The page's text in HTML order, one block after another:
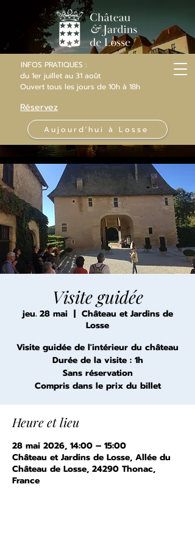
INFOS PRATIQUES :
du 1er juillet au 31 août
Ouvert tous les jours de 10h à 18h
Réservez
Aujourd'hui à Losse
Visite guidée
jeu. 28 mai
  |
Château et Jardins de
Losse
Visite guidée de l'intérieur du château
Durée de la visite : 1h
Sans réservation
Compris dans le prix du billet
Heure et lieu
28 mai 2026, 14:00 – 15:00
Château et Jardins de Losse, Allée du
Château de Losse, 24290 Thonac,
France